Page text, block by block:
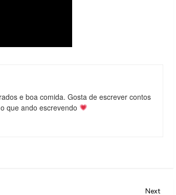
e boa comida. Gosta de escrever contos
que ando escrevendo
Next